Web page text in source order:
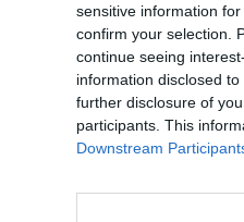
sensitive information
confirm your selection.
continue seeing
information disclosed
further disclosure of
participants. This
Downstream
CLIQUE